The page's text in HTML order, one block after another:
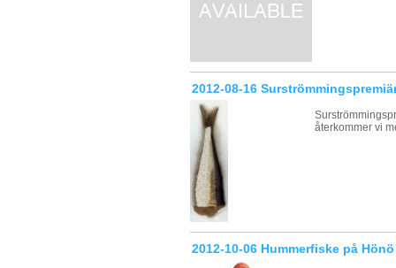
2012-08-16
återkommer vi
2012-10-06 Hummerfiske på Hönö